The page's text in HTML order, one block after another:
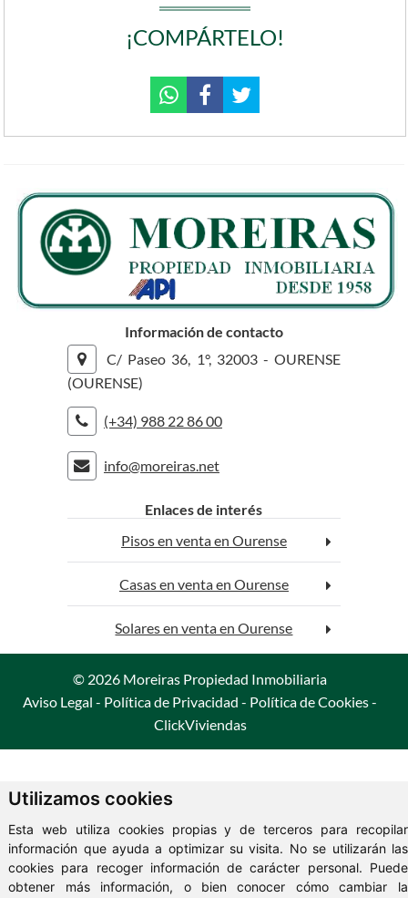
Utilizamos cookies
Esta web utiliza cookies propias y de terceros para recopilar
información que ayuda a optimizar su visita. No se utilizarán las
cookies para recoger información de carácter personal. Puede
obtener más información, o bien conocer cómo cambiar la
¡COMPÁRTELO!
Información de contacto
C/ Paseo 36, 1°, 32003 - OURENSE
(OURENSE)
(+34) 988 22 86 00
info@moreiras.net
Enlaces de interés
Pisos en venta en Ourense
Casas en venta en Ourense
Solares en venta en Ourense
© 2026 Moreiras Propiedad Inmobiliaria
Aviso Legal - Política de Privacidad - Política de Cookies-
ClickViviendas